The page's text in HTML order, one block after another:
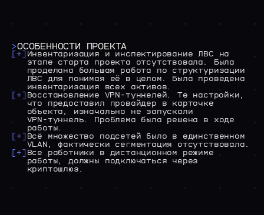
>ОСОБЕННОСТИ ПРОЕКТА
[+] Инвентаризация и инспектирование ЛВС
на
этапе
старта проекта отсутствовала.
Была
проделана
большая работа по
структуризации
ЛВС
для понимая её в целом. Была
проведена
инвентаризация
всех
активов.
[+] Восстановление VPN-туннелей. Те
настройки,
что
предоставил провайдер в
карточке
объекта,
изначально не
запускали
VPN-туннель.
Проблема была решена в
ходе
работы.
[+] Всё множество подсетей было в
единственном
VLAN,
фактически сегментация
отсутствовала.
[+] Все работники в дистанционном
режиме
работы,
должны подключаться
через
криптошлюз.